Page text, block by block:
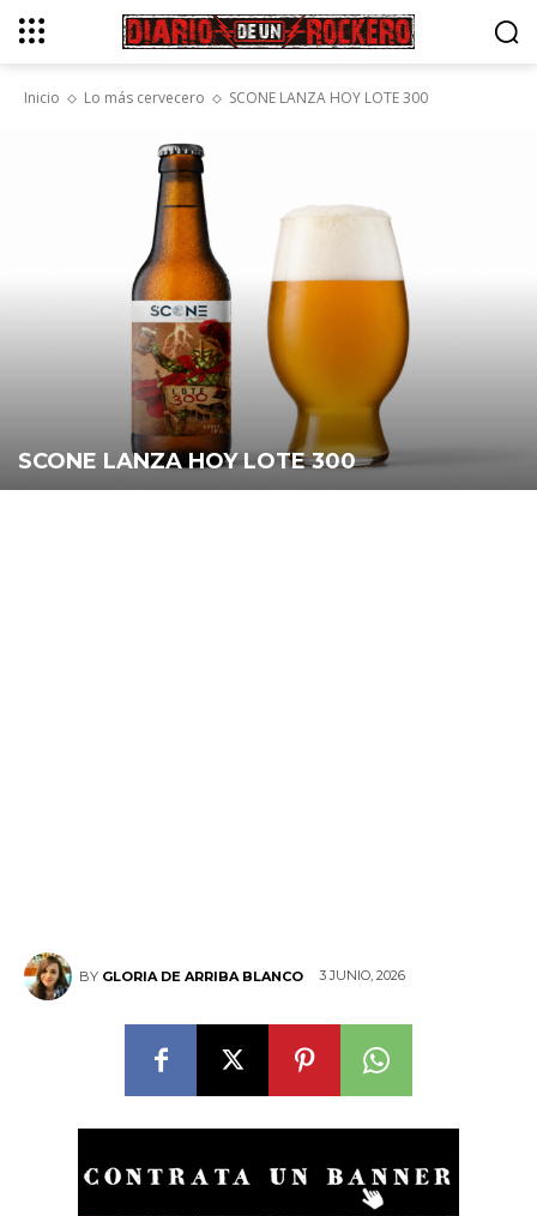
Inicio Lo más cervecero SCONE LANZA HOY LOTE 300
SCONE LANZA HOY LOTE 300
BY GLORIA DE ARRIBA BLANCO 3 JUNIO, 2026